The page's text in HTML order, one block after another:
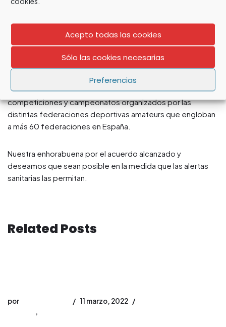
Acepto todas las cookies
Sólo las cookies necesarias
Preferencias
deportivos
Finalmente, el miércoles 9 de septiembre se recuperaron
las negociaciones. Estas se intensificaron por la tarde y,
finalmente, se han limado todas las asperezas para firmar un
documento consensuado para el regreso de las
competiciones y campeonatos organizados por las
distintas federaciones deportivas amateurs que engloban
a más 60 federaciones en España.
Nuestra enhorabuena por el acuerdo alcanzado y
deseamos que sean posible en la medida que las alertas
sanitarias las permitan.
Related Posts
por
11 marzo, 2022
,